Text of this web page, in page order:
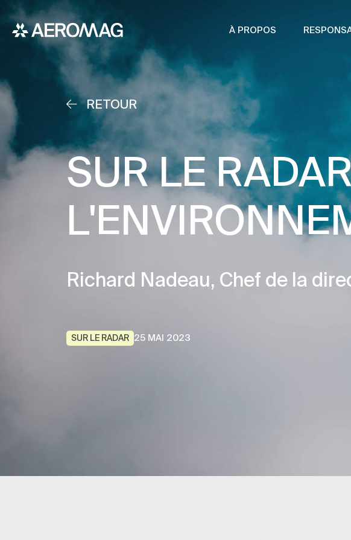
À PROPOS
RETOUR
SUR LE
Richard Nadeau, Chef de la
SUR LE RADAR 25 MAI 2023